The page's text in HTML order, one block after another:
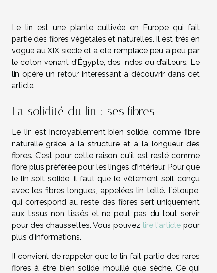
Le lin est une plante cultivée en Europe qui fait
partie des fibres végétales et naturelles. Il est très en
vogue au XIX siècle et a été remplacé peu à peu par
le coton venant d'Égypte, des Indes ou d’ailleurs. Le
lin opère un retour intéressant à découvrir dans cet
article.
La solidité du lin : ses fibres
Le lin est incroyablement bien solide, comme fibre
naturelle grâce à la structure et à la longueur des
fibres. C’est pour cette raison qu'il est resté comme
fibre plus préférée pour les linges d’intérieur. Pour que
le lin soit solide, il faut que le vêtement soit conçu
avec les fibres longues, appelées lin teillé. L’étoupe,
qui correspond au reste des fibres sert uniquement
aux tissus non tissés et ne peut pas du tout servir
pour des chaussettes. Vous pouvez lire l'article pour
plus d'informations.
Il convient de rappeler que le lin fait partie des rares
fibres à être bien solide mouillé que sèche. Ce qui